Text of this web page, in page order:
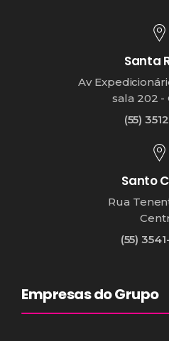
Santa
Av
sala 202 -
(55)
Santo
Rua
(55)
Empresas do Grupo